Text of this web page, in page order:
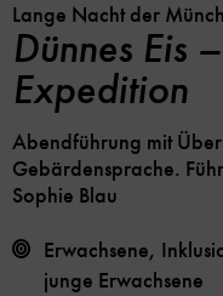
Lange Nacht der
Dünnes Eis
Expedition
Abendführung mit
Gebärdensprache.
Sophie Blau
Erwachsene,
junge Erwachsene